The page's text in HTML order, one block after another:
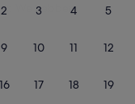
2 3 4 5
9 10 11 12
16 17 18 19
We hebben